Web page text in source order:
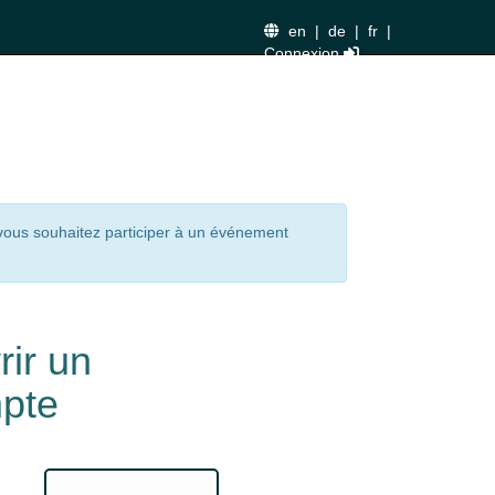
en | de | fr |
Connexion
souhaitez participer à un événement
un